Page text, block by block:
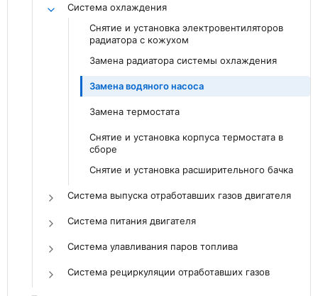
Система охлаждения
Снятие и установка электровентиляторов
радиатора с кожухом
Замена радиатора системы охлаждения
Замена водяного насоса
Замена термостата
Снятие и установка корпуса термостата в
сборе
Снятие и установка расширительного бачка
Система выпуска отработавших газов двигателя
Система питания двигателя
Система улавливания паров топлива
Система рециркуляции отработавших газов